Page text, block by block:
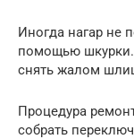
Иногда нагар не
помощью шкурки.
снять жалом
Процедура
собрать